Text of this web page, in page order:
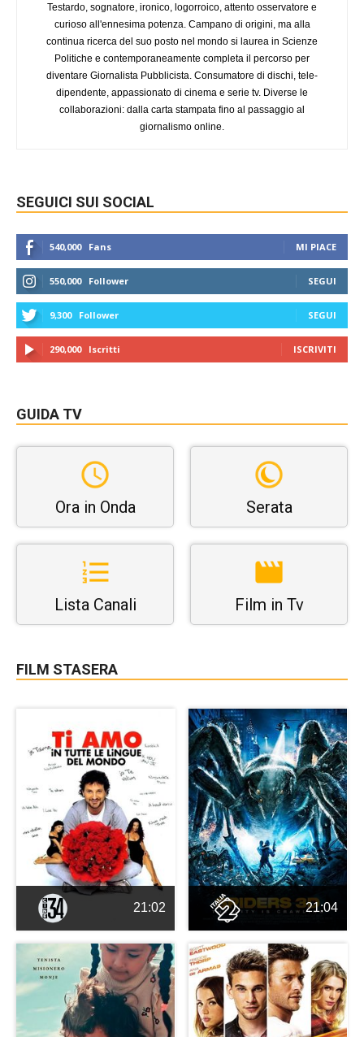
Testardo, sognatore, ironico, logorroico, attento osservatore e
curioso all'ennesima potenza. Campano di origini, ma alla
continua ricerca del suo posto nel mondo si laurea in Scienze
Politiche e contemporaneamente completa il percorso per
diventare Giornalista Pubblicista. Consumatore di dischi, tele-
dipendente, appassionato di cinema e serie tv. Diverse le
collaborazioni: dalla carta stampata fino al passaggio al
giornalismo online.
SEGUICI SUI SOCIAL
540,000 Fans MI PIACE
550,000 Follower SEGUI
9,300 Follower SEGUI
290,000 Iscritti ISCRIVITI
GUIDA TV
Ora in Onda Serata
Lista Canali Film in Tv
FILM STASERA
21:02 21:04